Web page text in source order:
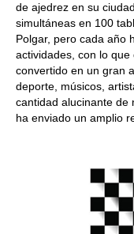
de ajedrez en su
simultáneas en 100
Polgar, pero cada año
actividades, con lo
convertido en un gran
deporte, músicos,
cantidad alucinante de
ha enviado un amplio